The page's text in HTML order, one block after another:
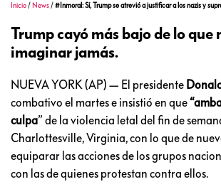
Inicio / News /#Inmoral: Sí, Trump se atrevió a justificar a los nazis y
Trump cayó más bajo de lo que
imaginar jamás.
NUEVA YORK (AP) — El presidente
combativo el martes e insistió en que
culpa” de la violencia letal del fin de
Charlottesville, Virginia, con lo que de
equiparar las acciones de los grupos
con las de quienes protestan contra ellos.